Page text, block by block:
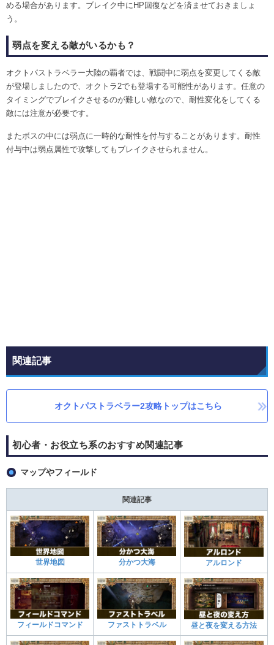
める場合があります。ブレイク中にHP回復などを済ませておきましょ
う。
弱点を変える敵がいるかも？
オクトパストラベラー大陸の覇者では、戦闘中に弱点を変更してくる敵
が登場しましたので、オクトラ2でも登場する可能性があります。任意の
タイミングでブレイクさせるのが難しい敵なので、耐性変化をしてくる
敵には注意が必要です。
またボスの中には弱点に一時的な耐性を付与することがあります。耐性
付与中は弱点属性で攻撃してもブレイクさせられません。
関連記事
オクトパストラベラー2攻略トップはこちら
初心者・お役立ち系のおすすめ関連記事
マップやフィールド
関連記事
世界地図 分かつ大海 アルロンド
フィールドコマンド ファストトラベル 昼と夜を変える方法